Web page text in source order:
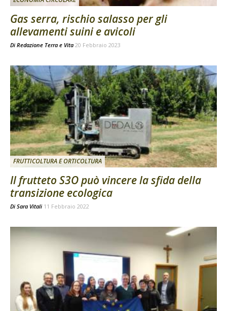
Gas serra, rischio salasso per gli
allevamenti suini e avicoli
Di Redazione Terra e Vita 20 Febbraio 2023
FRUTTICOLTURA E ORTICOLTURA
Il frutteto S3O può vincere la sfida della
transizione ecologica
Di Sara Vitali 11 Febbraio 2022